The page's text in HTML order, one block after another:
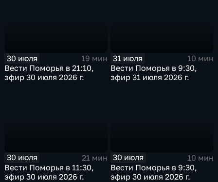
30 июля
19 мин
Вести Поморья в 21:10,
эфир 30 июля 2026 г.
31 июля
10 мин
Вести Поморья в 9:30,
эфир 31 июля 2026 г.
30 июля
21 мин
Вести Поморья в 11:30,
эфир 30 июля 2026 г.
30 июля
10 мин
Вести Поморья в 9:30,
эфир 30 июля 2026 г.